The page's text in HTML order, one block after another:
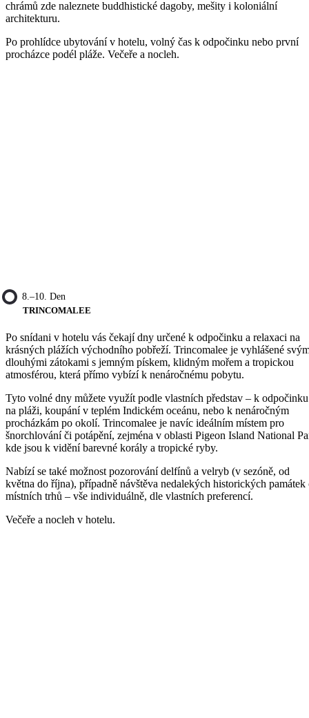
chrámů zde naleznete buddhistické dagoby, mešity i koloniální
architekturu.
Po prohlídce ubytování v hotelu, volný čas k odpočinku nebo první
procházce podél pláže. Večeře a nocleh.
8.–10. Den
TRINCOMALEE
Po snídani v hotelu vás čekají dny určené k odpočinku a relaxaci na
krásných plážích východního pobřeží. Trincomalee je vyhlášené
dlouhými zátokami s jemným pískem, klidným mořem a tropickou
atmosférou, která přímo vybízí k nenáročnému pobytu.
Tyto volné dny můžete využít podle vlastních představ – k odpočinku
na pláži, koupání v teplém Indickém oceánu, nebo k nenáročným
procházkám po okolí. Trincomalee je navíc ideálním místem pro
šnorchlování či potápění, zejména v oblasti Pigeon Island National
kde jsou k vidění barevné korály a tropické ryby.
Nabízí se také možnost pozorování delfínů a velryb (v sezóně, od
května do října), případně návštěva nedalekých historických památek
místních trhů – vše individuálně, dle vlastních preferencí.
Večeře a nocleh v hotelu.